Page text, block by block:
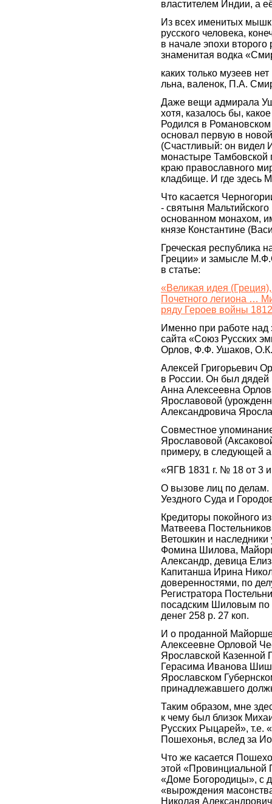
властителем Индии, а
Из всех именитых
русского человека,
в начале эпохи второго
знаменитая водка
каких только музеев
льна, валенок, П.А.
Даже вещи адмирала
хотя, казалось бы,
Родился в
основал первую в
(Счастливый: он видел
монастыре Тамбовской
краю православного
кладбище. И где здесь
Что касается
- святыня
основанном монахом,
князе Константине
Греческая республика
Греции» и замысле
в статье:
«Великая идея
Почетного легиона …
ряду Героев войны
Именно при работе над
сайта «Союз Русских
Орлов, Ф.Ф. Ушаков,
Алексей Григорьевич
в России. Он был
Анна Алексеевна
Ярославовой
Александровича
Совместное
Ярославовой
примеру, в следующей
«ЯГВ 1831 г. № 18 от 3
О вызове лиц по
Уездного Суда и
Кредиторы покойного
Матвеева
Ветошкин и наследники
Фомина Шилова,
Александр, девица
Капитанша Ирина
доверенностями, по
Регистратора
посадским Шиловым по
денег 258 р. 27 коп.
И о проданной
Алексеевне Орловой
Ярославской Казенной
Герасима Иванова
Ярославском
принадлежавшего
Таким образом, мне
к чему был близок
Русских Рыцарей», т.е.
Пошехонья, вслед за
Что же касается
этой «Провинциальной
«Доме Богородицы», с
«вырождения
Николая